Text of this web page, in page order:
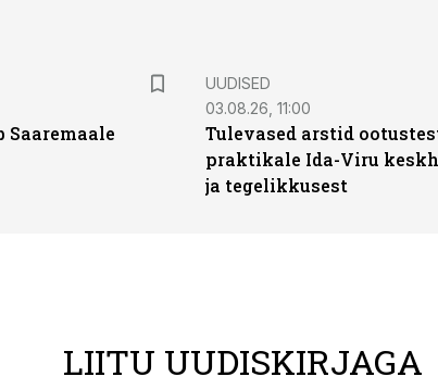
Saaremaale
UUDISED
03.08.26, 11:00
Tulevased arstid
praktikale Ida-Viru
ja tegelikkusest
LIITU UUDISKIRJAGA